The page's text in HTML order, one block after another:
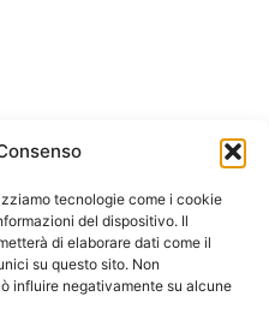
tecnologie come i cookie
del dispositivo. Il
di elaborare dati come il
su questo sito. Non
influire negativamente su alcune